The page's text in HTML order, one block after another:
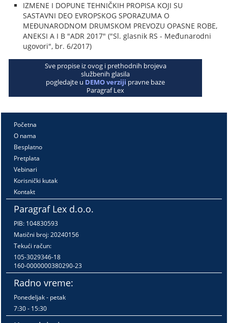
IZMENE I DOPUNE TEHNIČKIH PROPISA KOJI SU
SASTAVNI DEO EVROPSKOG SPORAZUMA O
MEĐUNARODNOM DRUMSKOM PREVOZU OPASNE ROBE,
ANEKSI A I B "ADR 2017" ("Sl. glasnik RS - Međunarodni
ugovori", br. 6/2017)
Sve propise iz ovog i prethodnih brojeva
službenih glasila
pogledajte u DEMO verziji pravne baze
Paragraf Lex
Početna
O nama
Besplatno
Pretplata
Vebinari
Korisnički kutak
Kontakt
Paragraf Lex d.o.o.
PIB: 104830593
Matični broj: 20240156
Tekući račun:
105-3029346-18
160-0000000380290-23
Radno vreme:
Ponedeljak - petak
7:30 - 15:30